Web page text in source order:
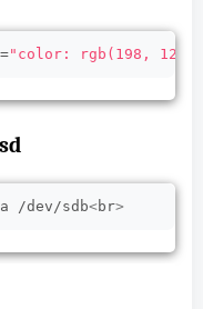
"color: rgb(198,
/dev/sdb<br>